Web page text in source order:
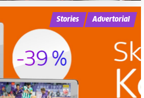
Stories Advertorial